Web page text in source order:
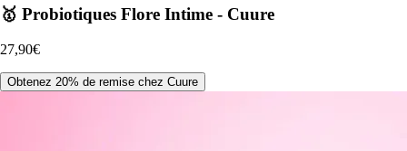
🥇 Probiotiques Flore Intime - Cuure
27,90€
Obtenez 20% de remise chez Cuure